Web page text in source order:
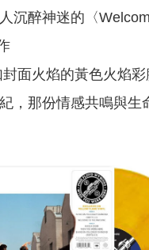
沉醉神迷的〈
面火焰的黃色火焰彩
，那份情感共鳴與生